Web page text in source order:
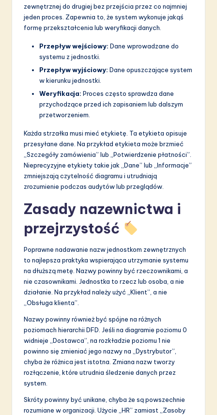
zewnętrznej do drugiej bez przejścia przez co najmniej
jeden proces. Zapewnia to, że system wykonuje jakąś
formę przekształcenia lub weryfikacji danych.
Przepływ wejściowy: Dane wprowadzane do
systemu z jednostki.
Przepływ wyjściowy: Dane opuszczające system
w kierunku jednostki.
Weryfikacja: Proces często sprawdza dane
przychodzące przed ich zapisaniem lub dalszym
przetworzeniem.
Każda strzałka musi mieć etykietę. Ta etykieta opisuje
przesyłane dane. Na przykład etykieta może brzmieć
„Szczegóły zamówienia” lub „Potwierdzenie płatności”.
Nieprecyzyjne etykiety takie jak „Dane” lub „Informacje”
zmniejszają czytelność diagramu i utrudniają
zrozumienie podczas audytów lub przeglądów.
Zasady nazewnictwa i
przejrzystość
Poprawne nadawanie nazw jednostkom zewnętrznych
to najlepsza praktyka wspierająca utrzymanie systemu
na dłuższą metę. Nazwy powinny być rzeczownikami, a
nie czasownikami. Jednostka to rzecz lub osoba, a nie
działanie. Na przykład należy użyć „Klient”, a nie
„Obsługa klienta”.
Nazwy powinny również być spójne na różnych
poziomach hierarchii DFD. Jeśli na diagramie poziomu 0
widnieje „Dostawca”, na rozkładzie poziomu 1 nie
powinno się zmieniać jego nazwy na „Dystrybutor”,
chyba że różnica jest istotna. Zmiana nazw tworzy
rozłączenie, które utrudnia śledzenie danych przez
system.
Skróty powinny być unikane, chyba że są powszechnie
rozumiane w organizacji. Użycie „HR” zamiast „Zasoby